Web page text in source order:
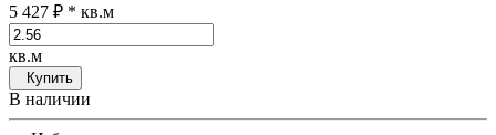
5 427 ₽ * кв.м
кв.м
Купить
В наличии